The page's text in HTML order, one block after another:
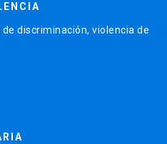
discriminación, violencia de